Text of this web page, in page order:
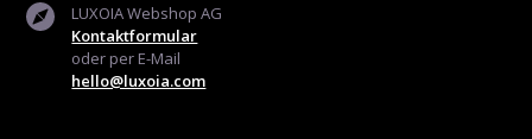
LUXOIA Webshop AG
Kontaktformular
oder per E-Mail
hello@luxoia.com